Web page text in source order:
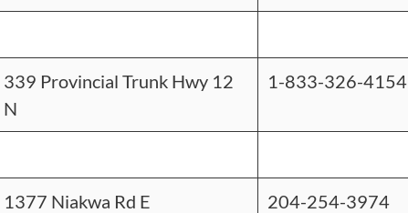
339 Provincial Trunk Hwy 12
N
1-833-326-4154
1377 Niakwa Rd E 204-254-3974